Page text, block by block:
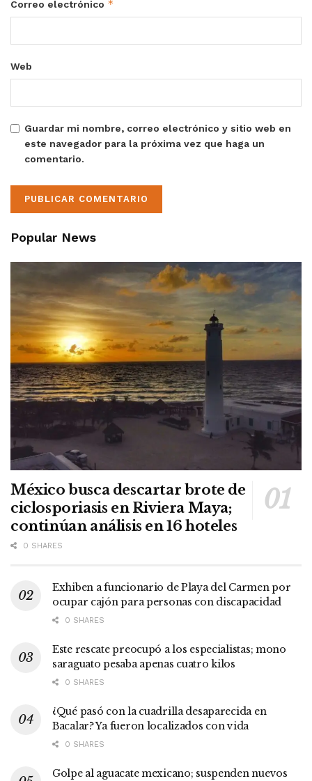
Correo electrónico *
Web
Guardar mi nombre, correo electrónico y sitio web en
este navegador para la próxima vez que haga un
comentario.
Popular News
México busca descartar brote de
ciclosporiasis en Riviera Maya;
continúan análisis en 16 hoteles
0 SHARES
Exhiben a funcionario de Playa del Carmen por
ocupar cajón para personas con discapacidad
0 SHARES
Este rescate preocupó a los especialistas; mono
saraguato pesaba apenas cuatro kilos
0 SHARES
¿Qué pasó con la cuadrilla desaparecida en
Bacalar? Ya fueron localizados con vida
0 SHARES
Golpe al aguacate mexicano; suspenden nuevos